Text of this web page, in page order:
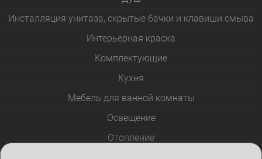
Инсталляция унитаза, скрытые бачки и клавиши смыва
Интерьерная краска
Комплектующие
Кухня
Мебель для ванной комнаты
Освещение
Отопление